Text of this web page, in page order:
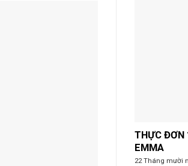
THỰC ĐƠN
EMMA
22 Tháng mười